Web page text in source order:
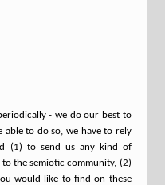
- we do our best to
able to do so, we have to rely
(1) to send us any kind of
the semiotic community, (2)
would like to find on these